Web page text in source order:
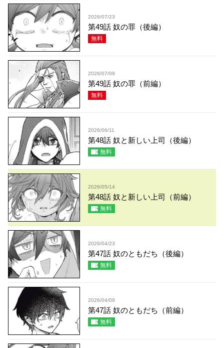
2026/07/23
第49話 奴の罪（後編）
無料
2026/07/09
第49話 奴の罪（前編）
無料
2026/06/11
第48話 奴と新しい上司（後編）
無料
2026/05/14
第48話 奴と新しい上司（前編）
無料
2026/04/23
第47話 奴のともだち（後編）
無料
2026/04/09
第47話 奴のともだち（前編）
無料